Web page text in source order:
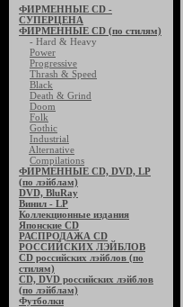
ФИРМЕННЫЕ CD -
СУПЕРЦЕНА
ФИРМЕННЫЕ CD (по стилям)
- Hard & Heavy
Power
Progressive
Thrash & Speed
Black
Death & Grind
Doom
Folk
Gothic
Industrial
Alternative
Compilations
ФИРМЕННЫЕ CD, DVD, LP
(по лэйблам)
DVD, BluRay
Винил - LP
Коллекционные издания
Японские CD
РАСПРОДАЖА CD
РОССИЙСКИХ ЛЭЙБЛОВ
CD российских лэйблов (по
стилям)
CD, DVD российских лэйблов
(по лэйблам)
Футболки